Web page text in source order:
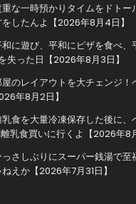
重な一時預かりタイムをドトー
したんよ【2026年8月4日】
和に遊び、平和にピザを食べ、
失った日【2026年8月3日】
屋のレイアウトを大チェンジ
年8月2日】
乳食を大量冷凍保存した後に
乳食買いに行くよ【2026年8月
っさしぶりにスーパー銭湯で
えか【2026年7月31日】